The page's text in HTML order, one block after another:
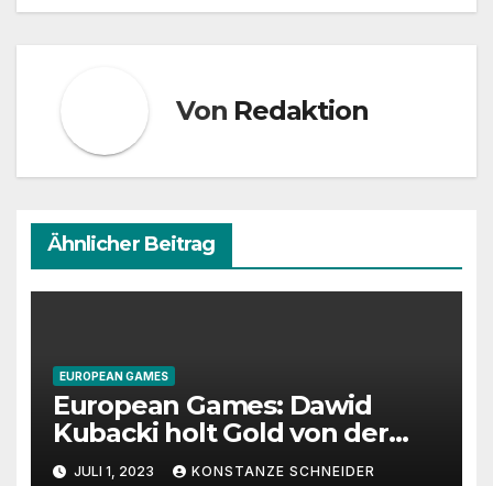
Von Redaktion
Ähnlicher Beitrag
EUROPEAN GAMES
European Games: Dawid
Kubacki holt Gold von der
Großschanze
JULI 1, 2023 KONSTANZE SCHNEIDER